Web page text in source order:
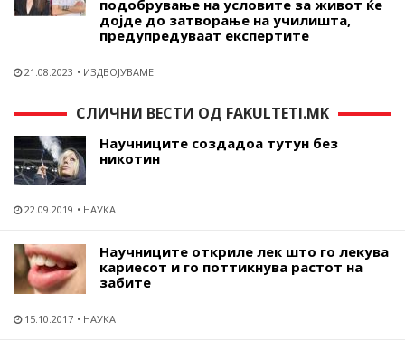
подобрување на условите за живот ќе
дојде до затворање на училишта,
предупредуваат експертите
21.08.2023 ИЗДВОЈУВАМЕ
СЛИЧНИ ВЕСТИ ОД FAKULTETI.MK
Научниците создадоа тутун без
никотин
22.09.2019 НАУКА
Научниците откриле лек што го лекува
кариесот и го поттикнува растот на
забите
15.10.2017 НАУКА